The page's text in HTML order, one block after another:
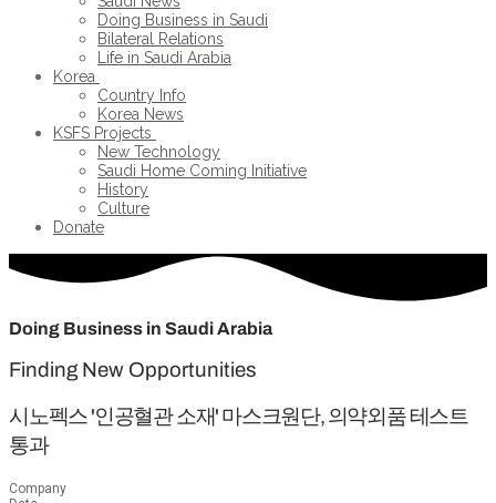
Doing Business in Saudi
Bilateral Relations
Life in Saudi Arabia
Korea
Country Info
Korea News
KSFS Projects
New Technology
Saudi Home Coming Initiative
History
Culture
Donate
Doing Business in Saudi Arabia
Finding New Opportunities
시노펙스 '인공혈관 소재' 마스크원단, 의약외품 테스트
통과
Company